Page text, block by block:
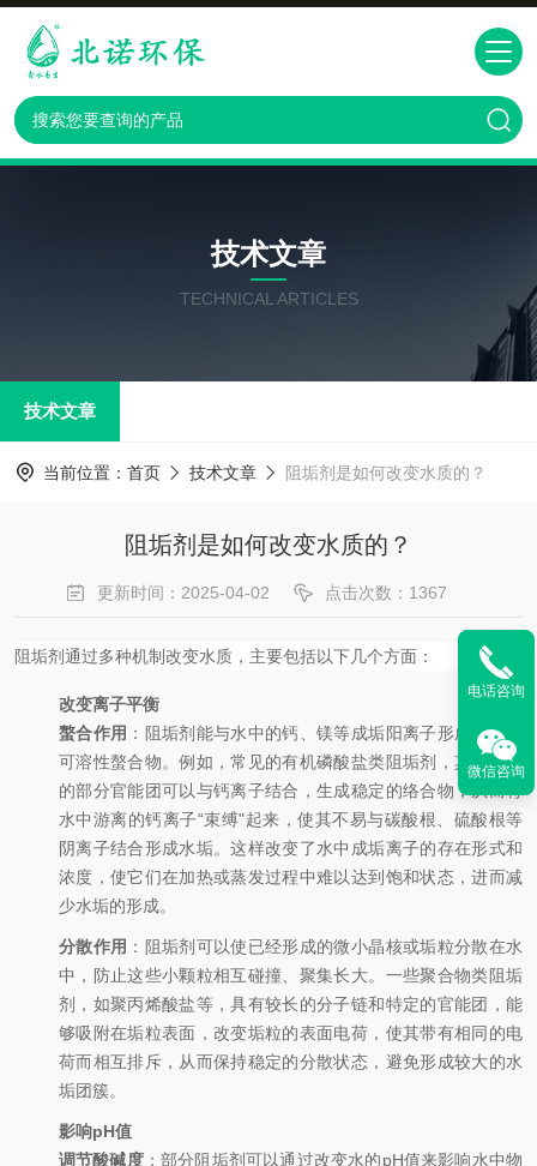
技术文章
TECHNICAL ARTICLES
技术文章
当前位置： 首页 技术文章 阻垢剂是如何改变水质的？
阻垢剂是如何改变水质的？
更新时间：2025-04-02 点击次数：1367
阻垢剂通过多种机制改变水质，主要包括以下几个方面：
改变离子平衡
螯合作用 ：阻垢剂能与水中的钙、镁等成垢阳离子形成稳定的
可溶性螯合物。例如，常见的有机磷酸盐类阻垢剂，其分子中
的部分官能团可以与钙离子结合，生成稳定的络合物，从而将
水中游离的钙离子“束缚"起来，使其不易与碳酸根、硫酸根等
阴离子结合形成水垢。这样改变了水中成垢离子的存在形式和
浓度，使它们在加热或蒸发过程中难以达到饱和状态，进而减
少水垢的形成。
分散作用 ：阻垢剂可以使已经形成的微小晶核或垢粒分散在水
中，防止这些小颗粒相互碰撞、聚集长大。一些聚合物类阻垢
剂，如聚丙烯酸盐等，具有较长的分子链和特定的官能团，能
够吸附在垢粒表面，改变垢粒的表面电荷，使其带有相同的电
荷而相互排斥，从而保持稳定的分散状态，避免形成较大的水
垢团簇。
影响pH值
调节酸碱度：部分阻垢剂可以通过改变水的pH值来影响水中物
电话咨询
微信咨询